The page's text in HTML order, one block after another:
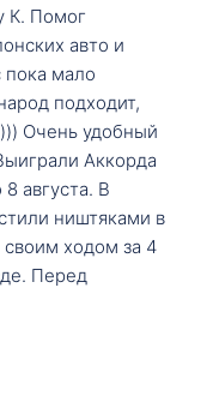
К. Помог
авто и
пока мало
подходит,
Очень удобный
Аккорда
августа. В
ништяками в
ходом за 4
Перед